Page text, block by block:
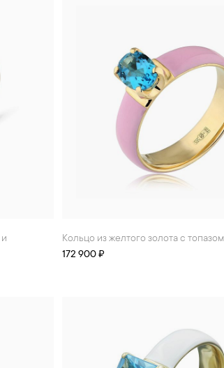
Кольцо из желтого золота с топазом
172 900 ₽